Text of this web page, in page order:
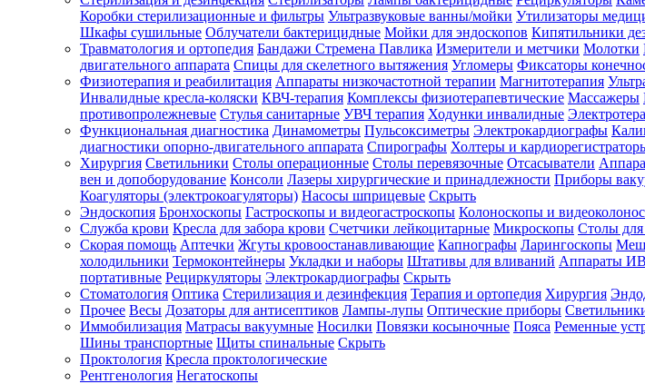
Зарегистрироваться
Зачем
регистрироваться?
Все
покупки
в
одном
месте
Личный
менеджер
Отслеживание
статуса
заказа
Коробки стерилизационные и фильтры Ультразвуковые ванны/мойки Утилизаторы
Шкафы сушильные Облучатели бактерицидные Мойки для эндоскопов Кипятильники
Травматология и ортопедия Бандажи Стремена Павлика Измерители и метчики Молотки
двигательного аппарата Спицы для скелетного вытяжения Угломеры Фиксаторы
Физиотерапия и реабилитация Аппараты низкочастотной терапии Магнитотерапия
Инвалидные кресла-коляски КВЧ-терапия Комплексы физиотерапевтические Массажеры
противопролежневые Стулья санитарные УВЧ терапия Ходунки инвалидные
Функциональная диагностика Динамометры Пульсоксиметры Электрокардиографы
диагностики опорно-двигательного аппарата Спирографы Холтеры и
Хирургия Светильники Столы операционные Столы перевязочные Отсасыватели
вен и допоборудование Консоли Лазеры хирургические и принадлежности Приборы
Коагуляторы (электрокоагуляторы) Насосы шприцевые Скрыть
Эндоскопия Бронхоскопы Гастроскопы и видеогастроскопы Колоноскопы и
Служба крови Кресла для забора крови Счетчики лейкоцитарные Микроскопы Столы для
Скорая помощь Аптечки Жгуты кровоостанавливающие Капнографы Ларингоскопы
холодильники Термоконтейнеры Укладки и наборы Штативы для вливаний Аппараты
портативные Рециркуляторы Электрокардиографы Скрыть
Стоматология Оптика Стерилизация и дезинфекция Терапия и ортопедия Хирургия
Прочее Весы Дозаторы для антисептиков Лампы-лупы Оптические приборы
Иммобилизация Матрасы вакуумные Носилки Повязки косыночные Пояса Ременные
Шины транспортные Щиты спинальные Скрыть
Проктология Кресла проктологические
Рентгенология Негатоскопы